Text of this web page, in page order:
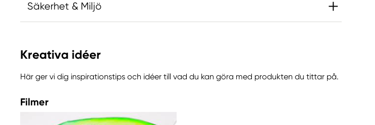
Säkerhet & Miljö
Winsor & Newton
Östra Långgatan 87
info@colart.se
Kreativa idéer
Här ger vi dig inspirationstips och idéer till vad du kan göra med produkten du tittar på.
Filmer